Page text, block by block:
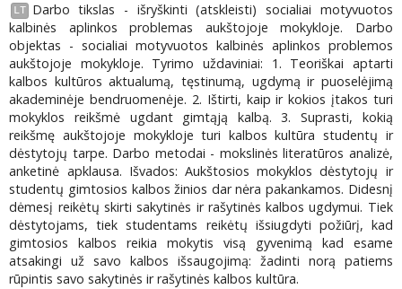
LT
Darbo tikslas - išryškinti (atskleisti) socialiai motyvuotos
kalbinės aplinkos problemas aukštojoje mokykloje. Darbo
objektas - socialiai motyvuotos kalbinės aplinkos problemos
aukštojoje mokykloje. Tyrimo uždaviniai: 1. Teoriškai aptarti
kalbos kultūros aktualumą, tęstinumą, ugdymą ir puoselėjimą
akademinėje bendruomenėje. 2. Ištirti, kaip ir kokios įtakos turi
mokyklos reikšmė ugdant gimtąją kalbą. 3. Suprasti, kokią
reikšmę aukštojoje mokykloje turi kalbos kultūra studentų ir
dėstytojų tarpe. Darbo metodai - mokslinės literatūros analizė,
anketinė apklausa. Išvados: Aukštosios mokyklos dėstytojų ir
studentų gimtosios kalbos žinios dar nėra pakankamos. Didesnį
dėmesį reikėtų skirti sakytinės ir rašytinės kalbos ugdymui. Tiek
dėstytojams, tiek studentams reikėtų išsiugdyti požiūrį, kad
gimtosios kalbos reikia mokytis visą gyvenimą kad esame
atsakingi už savo kalbos išsaugojimą: žadinti norą patiems
rūpintis savo sakytinės ir rašytinės kalbos kultūra.